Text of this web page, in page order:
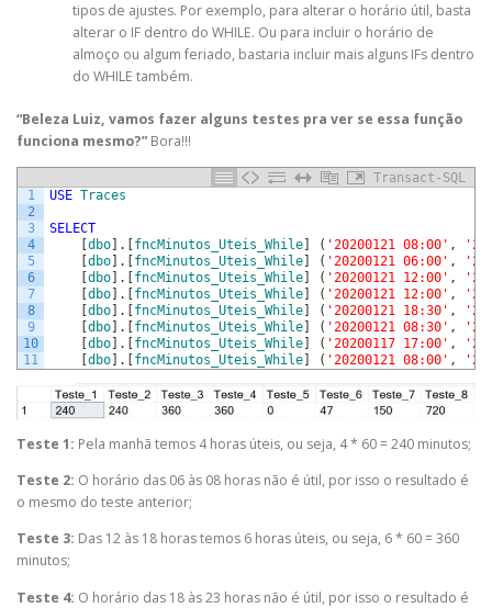
tipos de ajustes. Por exemplo, para alterar o horário útil, basta
alterar o IF dentro do WHILE. Ou para incluir o horário de
almoço ou algum feriado, bastaria incluir mais alguns IFs dentro
do WHILE também.
“Beleza Luiz, vamos fazer alguns testes pra ver se essa função
funciona mesmo?”Bora!!!
Transact-SQL
1
2
3
4
5
6
7
8
9
10
11
USE Traces
SELECT
[dbo] . [fncMinutos_Uteis_While] ( '20200121 08:00' ,
[dbo] . [fncMinutos_Uteis_While] ( '20200121 06:00' ,
[dbo] . [fncMinutos_Uteis_While] ( '20200121 12:00' ,
[dbo] . [fncMinutos_Uteis_While] ( '20200121 12:00' ,
[dbo] . [fncMinutos_Uteis_While] ( '20200121 18:30' ,
[dbo] . [fncMinutos_Uteis_While] ( '20200121 08:30' ,
[dbo] . [fncMinutos_Uteis_While] ( '20200117 17:00' ,
[dbo] . [fncMinutos_Uteis_While] ( '20200121 08:00' ,
Teste 1: Pela manhã temos 4 horas úteis, ou seja, 4 * 60 = 240 minutos;
Teste 2: O horário das 06 às 08 horas não é útil, por isso o resultado é
o mesmo do teste anterior;
Teste 3: Das 12 às 18 horas temos 6 horas úteis, ou seja, 6 * 60 = 360
minutos;
Teste 4: O horário das 18 às 23 horas não é útil, por isso o resultado é